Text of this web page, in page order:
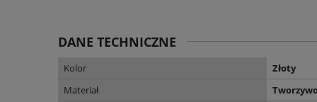
DANE TECHNICZNE
Kolor
Złoty
Materiał